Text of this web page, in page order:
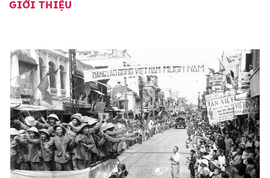
GIỚI THIỆU